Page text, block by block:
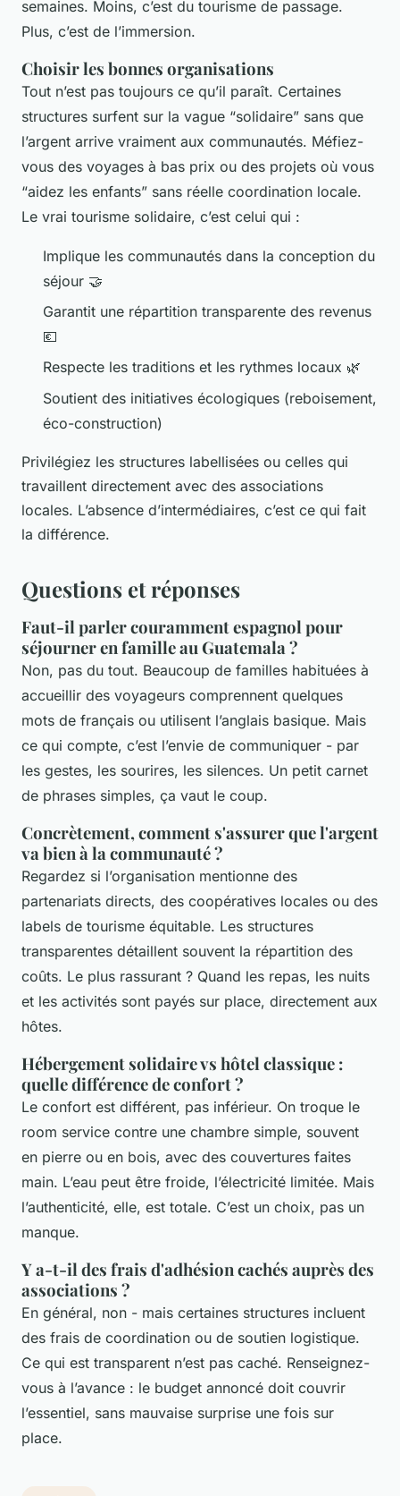
semaines. Moins, c’est du tourisme de passage.
Plus, c’est de l’immersion.
Choisir les bonnes organisations
Tout n’est pas toujours ce qu’il paraît. Certaines
structures surfent sur la vague “solidaire” sans que
l’argent arrive vraiment aux communautés. Méfiez-
vous des voyages à bas prix ou des projets où vous
“aidez les enfants” sans réelle coordination locale.
Le vrai tourisme solidaire, c’est celui qui :
Implique les communautés dans la conception du
séjour 🤝
Garantit une répartition transparente des revenus
💶
Respecte les traditions et les rythmes locaux 🌿
Soutient des initiatives écologiques (reboisement,
éco-construction)
Privilégiez les structures labellisées ou celles qui
travaillent directement avec des associations
locales. L’absence d’intermédiaires, c’est ce qui fait
la différence.
Questions et réponses
Faut-il parler couramment espagnol pour
séjourner en famille au Guatemala ?
Non, pas du tout. Beaucoup de familles habituées à
accueillir des voyageurs comprennent quelques
mots de français ou utilisent l’anglais basique. Mais
ce qui compte, c’est l’envie de communiquer - par
les gestes, les sourires, les silences. Un petit carnet
de phrases simples, ça vaut le coup.
Concrètement, comment s'assurer que l'argent
va bien à la communauté ?
Regardez si l’organisation mentionne des
partenariats directs, des coopératives locales ou des
labels de tourisme équitable. Les structures
transparentes détaillent souvent la répartition des
coûts. Le plus rassurant ? Quand les repas, les nuits
et les activités sont payés sur place, directement aux
hôtes.
Hébergement solidaire vs hôtel classique :
quelle différence de confort ?
Le confort est différent, pas inférieur. On troque le
room service contre une chambre simple, souvent
en pierre ou en bois, avec des couvertures faites
main. L’eau peut être froide, l’électricité limitée. Mais
l’authenticité, elle, est totale. C’est un choix, pas un
manque.
Y a-t-il des frais d'adhésion cachés auprès des
associations ?
En général, non - mais certaines structures incluent
des frais de coordination ou de soutien logistique.
Ce qui est transparent n’est pas caché. Renseignez-
vous à l’avance : le budget annoncé doit couvrir
l’essentiel, sans mauvaise surprise une fois sur
place.